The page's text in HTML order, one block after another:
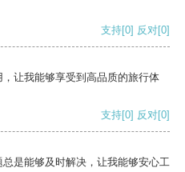
支持[0] 反对[0]
让我能够享受到高品质的旅行体
支持[0] 反对[0]
是能够及时解决，让我能够安心工